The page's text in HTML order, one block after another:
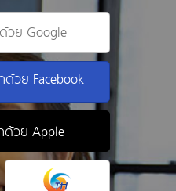
วย Google
วย Facebook
วย Apple